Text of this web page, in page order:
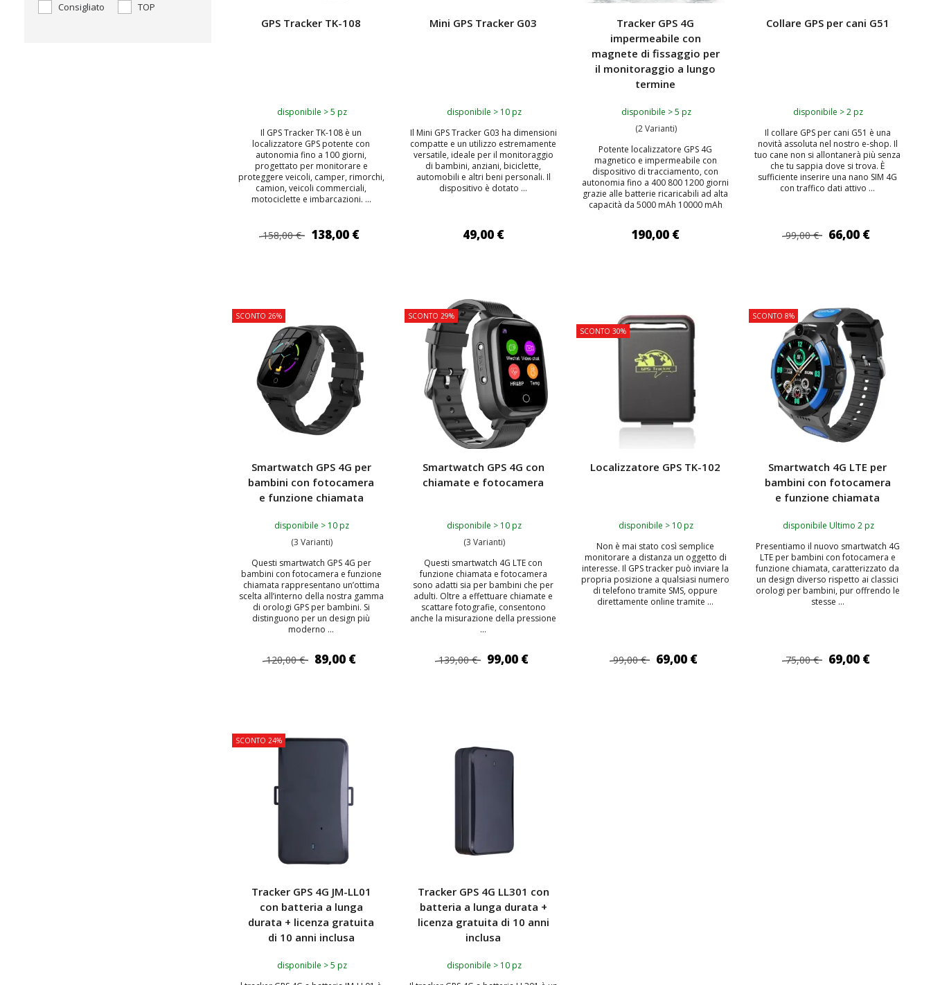
GPS Tracker TK-108
disponibile > 5 pz
Il GPS Tracker TK-108 è un
localizzatore GPS potente con
autonomia fino a 100 giorni,
progettato per monitorare e
proteggere veicoli, camper, rimorchi,
camion, veicoli commerciali,
motociclette e imbarcazioni. ...
158,00 € 138,00 €
Mini GPS Tracker G03
disponibile > 10 pz
Il Mini GPS Tracker G03 ha dimensioni
compatte e un utilizzo estremamente
versatile, ideale per il monitoraggio
di bambini, anziani, biciclette,
automobili e altri beni personali. Il
dispositivo è dotato ...
49,00 €
Tracker GPS 4G
impermeabile con
magnete di fissaggio per
il monitoraggio a lungo
termine
disponibile > 5 pz
(2 Varianti)
Potente localizzatore GPS 4G
magnetico e impermeabile con
dispositivo di tracciamento, con
autonomia fino a 400 800 1200 giorni
grazie alle batterie ricaricabili ad alta
capacità da 5000 mAh 10000 mAh
190,00 €
Collare GPS per cani G51
disponibile > 2 pz
Il collare GPS per cani G51 è una
novità assoluta nel nostro e-shop. Il
tuo cane non si allontanerà più senza
che tu sappia dove si trova. È
sufficiente inserire una nano SIM 4G
con traffico dati attivo ...
99,00 € 66,00 €
SCONTO 26%
Smartwatch GPS 4G per
bambini con fotocamera
e funzione chiamata
disponibile > 10 pz
(3 Varianti)
Questi smartwatch GPS 4G per
bambini con fotocamera e funzione
chiamata rappresentano un’ottima
scelta all’interno della nostra gamma
di orologi GPS per bambini. Si
distinguono per un design più
moderno ...
120,00 € 89,00 €
SCONTO 29%
Smartwatch GPS 4G con
chiamate e fotocamera
disponibile > 10 pz
(3 Varianti)
Questi smartwatch 4G LTE con
funzione chiamata e fotocamera
sono adatti sia per bambini che per
adulti. Oltre a effettuare chiamate e
scattare fotografie, consentono
anche la misurazione della pressione
...
139,00 € 99,00 €
SCONTO 30%
Localizzatore GPS TK-102
disponibile > 10 pz
Non è mai stato così semplice
monitorare a distanza un oggetto di
interesse. Il GPS tracker può inviare la
propria posizione a qualsiasi numero
di telefono tramite SMS, oppure
direttamente online tramite ...
99,00 € 69,00 €
SCONTO 8%
Smartwatch 4G LTE per
bambini con fotocamera
e funzione chiamata
disponibile Ultimo 2 pz
Presentiamo il nuovo smartwatch 4G
LTE per bambini con fotocamera e
funzione chiamata, caratterizzato da
un design diverso rispetto ai classici
orologi per bambini, pur offrendo le
stesse ...
75,00 € 69,00 €
SCONTO 24%
Tracker GPS 4G JM-LL01
con batteria a lunga
durata + licenza gratuita
di 10 anni inclusa
disponibile > 5 pz
Tracker GPS 4G LL301 con
batteria a lunga durata +
licenza gratuita di 10 anni
inclusa
disponibile > 10 pz
Consigliato TOP